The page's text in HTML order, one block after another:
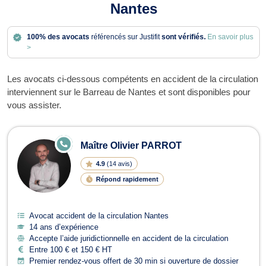
Nantes
100% des avocats référencés sur Justifitsont vérifiés. En savoir plus
>
Les avocats ci-dessous compétents en accident de la circulation
interviennent sur le Barreau de Nantes et sont disponibles pour
vous assister.
Avocats en accident de la
Maître Olivier PARROT
4.9 (14 avis)
Répond rapidement
E
N
E
Avocat accident de la circulation Nantes
14 ans d’expérience
Accepte l’aide juridictionnelle en accident de la circulation
Entre 100 € et 150 € HT
Premier rendez-vous offert de 30 min si ouverture de dossier